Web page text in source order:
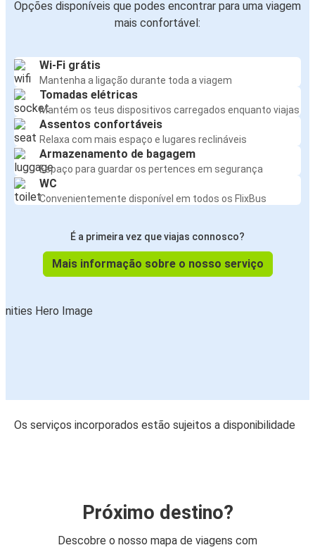
Opções disponíveis que podes encontrar para uma viagem
mais confortável:
Wi-Fi grátis
Mantenha a ligação durante toda a viagem
Tomadas elétricas
Mantém os teus dispositivos carregados enquanto viajas
Assentos confortáveis
Relaxa com mais espaço e lugares reclináveis
Armazenamento de bagagem
Espaço para guardar os pertences em segurança
WC
Convenientemente disponível em todos os FlixBus
É a primeira vez que viajas connosco?
Mais informação sobre o nosso serviço
Os serviços incorporados estão sujeitos a disponibilidade
Próximo destino?
Descobre o nosso mapa de viagens com